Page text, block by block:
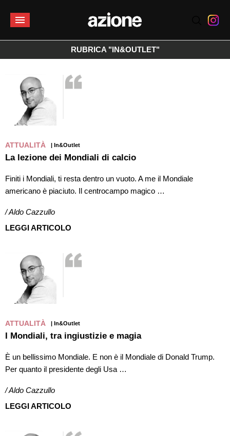
RUBRICA "IN&OUTLET"
ATTUALITÀ | In&Outlet
La lezione dei Mondiali di calcio
Finiti i Mondiali, ti resta dentro un vuoto. A me il Mondiale
americano è piaciuto. Il centrocampo magico …
/ Aldo Cazzullo
LEGGI ARTICOLO
ATTUALITÀ | In&Outlet
I Mondiali, tra ingiustizie e magia
È un bellissimo Mondiale. E non è il Mondiale di Donald Trump.
Per quanto il presidente degli Usa …
/ Aldo Cazzullo
LEGGI ARTICOLO